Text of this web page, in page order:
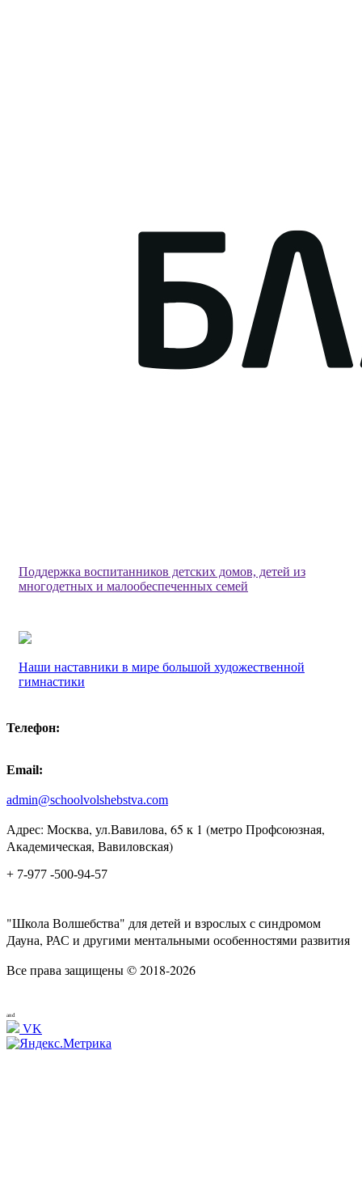
Поддержка воспитанников детских домов, детей из
многодетных и малообеспеченных семей
Наши наставники в мире большой художественной
гимнастики
Телефон:
Email:
admin@schoolvolshebstva.com
Адрес: Москва, ул.Вавилова, 65 к 1 (метро Профсоюзная,
Академическая, Вавиловская)
+ 7-977 -500-94-57
"Школа Волшебства" для детей и взрослых с синдромом
Дауна, РАС и другими ментальными особенностями развития
Все права защищены © 2018-2026
and
VK